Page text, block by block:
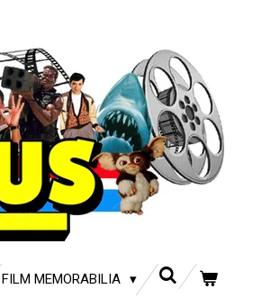
FILM MEMORABILIA